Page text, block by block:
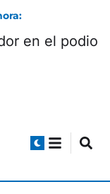
en el podio